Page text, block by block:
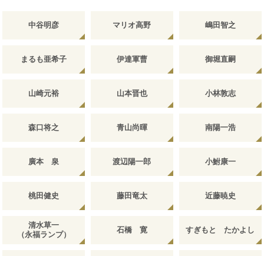
中谷明彦 マリオ高野 嶋田智之
まるも亜希子 伊達軍曹 御堀直嗣
山崎元裕 山本晋也 小林敦志
森口将之 青山尚暉 南陽一浩
廣本 泉 渡辺陽一郎 小鮒康一
桃田健史 藤田竜太 近藤暁史
清水草一
（永福ランプ）
石橋 寛 すぎもと たかよし